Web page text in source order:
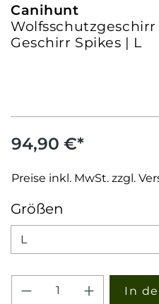
Canihunt
Geschirr Spikes | L
94,90 €*
Preise inkl. MwSt. zzgl.
Größen
Produkt Anzahl:
In